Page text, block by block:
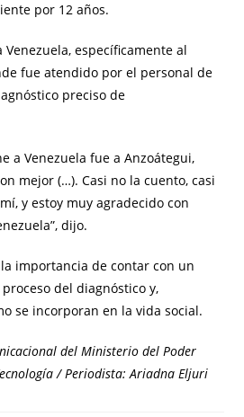
por 12 años.
Venezuela, específicamente al
fue atendido por el personal de
preciso de
a Venezuela fue a Anzoátegui,
mejor (…). Casi no la cuento, casi
y estoy muy agradecido con
dijo.
importancia de contar con un
del diagnóstico y,
se incorporan en la vida social.
del Ministerio del Poder
/ Periodista: Ariadna Eljuri